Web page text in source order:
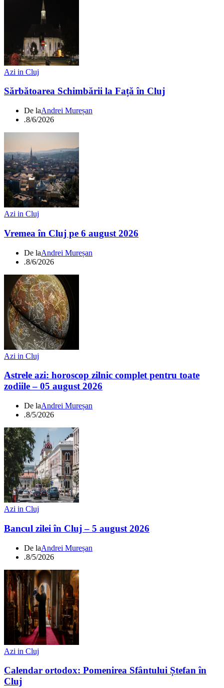
Azi in Cluj
Sărbătoarea Schimbării la Față în Cluj
De laAndrei Mureșan
.8/6/2026
Azi in Cluj
Vremea în Cluj pe 6 august 2026
De laAndrei Mureșan
.8/6/2026
Azi in Cluj
Astrele azi: horoscop zilnic complet pentru toate
zodiile – 05 august 2026
De laAndrei Mureșan
.8/5/2026
Azi in Cluj
Bancul zilei în Cluj – 5 august 2026
De laAndrei Mureșan
.8/5/2026
Azi in Cluj
Calendar ortodox: Pomenirea Sfântului Ștefan în
Cluj